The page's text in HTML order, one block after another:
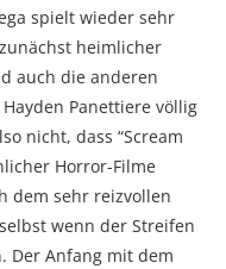
spielt wieder sehr
heimlicher
auch die anderen
Panettiere völlig
nicht, dass “Scream
Horror-Filme
dem sehr reizvollen
wenn der Streifen
Der Anfang mit dem